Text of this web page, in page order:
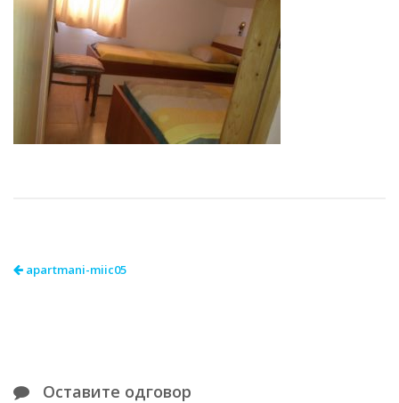
apartmani-miic05
Оставите одговор